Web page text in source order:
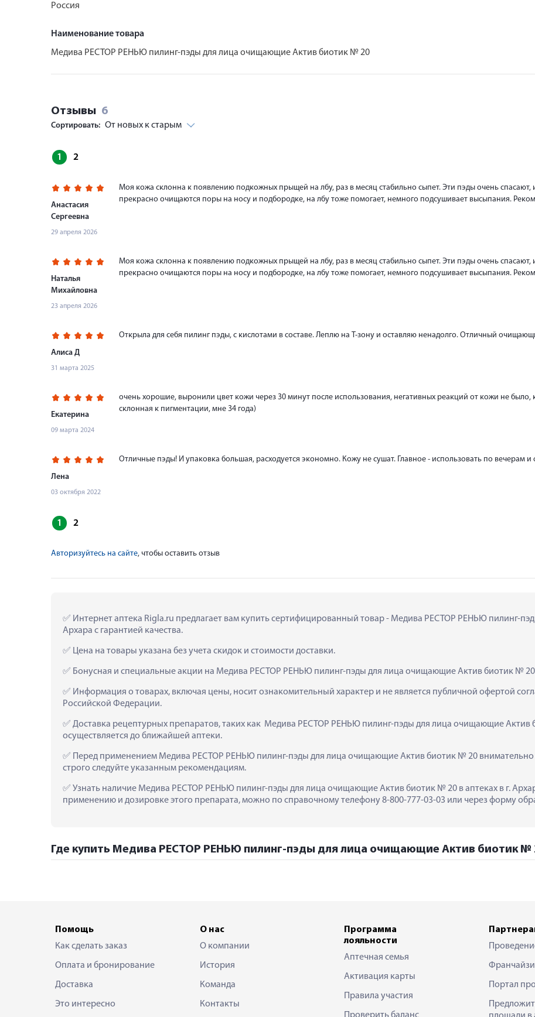
Россия
Наименование товара
Медива РЕСТОР РЕНЬЮ пилинг-пэды для лица очищающие Актив биотик № 20
Отзывы 6
Сортировать: От новых к старым
1 2
Анастасия
Сергеевна
29 апреля 2026
Моя кожа склонна к появлению подкожных прыщей на лбу, раз в месяц стабильно сыпет. Эти пэды очень
прекрасно очищаются поры на носу и подбородке, на лбу тоже помогает, немного подсушивает высыпания.
Наталья
Михайловна
23 апреля 2026
Моя кожа склонна к появлению подкожных прыщей на лбу, раз в месяц стабильно сыпет. Эти пэды очень
прекрасно очищаются поры на носу и подбородке, на лбу тоже помогает, немного подсушивает высыпания.
Алиса Д
31 марта 2025
Открыла для себя пилинг пэды, с кислотами в составе. Леплю на Т-зону и оставляю ненадолго. Отличный
Екатерина
09 марта 2024
очень хорошие, выронили цвет кожи через 30 минут после использования, негативных реакций от кожи не было,
склонная к пигментации, мне 34 года)
Лена
03 октября 2022
Отличные пэды! И упаковка большая, расходуется экономно. Кожу не сушат. Главное - использовать по вечерам и
1 2
Авторизуйтесь на сайте, чтобы оставить отзыв
Интернет аптека Rigla.ru предлагает вам купить сертифицированный товар - Медива РЕСТОР РЕНЬЮ пилинг-
Архара с гарантией качества.
Цена на товары указана без учета скидок и стоимости доставки.
Бонусная и специальные акции на Медива РЕСТОР РЕНЬЮ пилинг-пэды для лица очищающие Актив биотик № 20
Информация о товарах, включая цены, носит ознакомительный характер и не является публичной офертой
Российской Федерации.
Доставка рецептурных препаратов, таких как  Медива РЕСТОР РЕНЬЮ пилинг-пэды для лица очищающие Актив
осуществляется до ближайшей аптеки.
Перед применением Медива РЕСТОР РЕНЬЮ пилинг-пэды для лица очищающие Актив биотик № 20 внимательно
строго следуйте указанным рекомендациям.
Узнать наличие Медива РЕСТОР РЕНЬЮ пилинг-пэды для лица очищающие Актив биотик № 20 в аптеках в г.
применению и дозировке этого препарата, можно по справочному телефону 8-800-777-03-03 или через форму
Где купить Медива РЕСТОР РЕНЬЮ пилинг-пэды для лица очищающие Актив биотик №
Помощь
Как сделать заказ
Оплата и бронирование
Доставка
Это интересно
О нас
О компании
История
Команда
Контакты
Программа
лояльности
Аптечная семья
Активация карты
Правила участия
Портал